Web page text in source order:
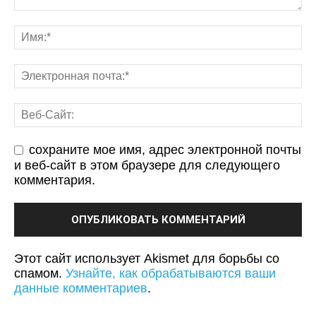
сохраните мое имя, адрес электронной почты
и веб-сайт в этом браузере для следующего
комментария.
Этот сайт использует Akismet для борьбы со
спамом. Узнайте, как обрабатываются ваши
данные комментариев.